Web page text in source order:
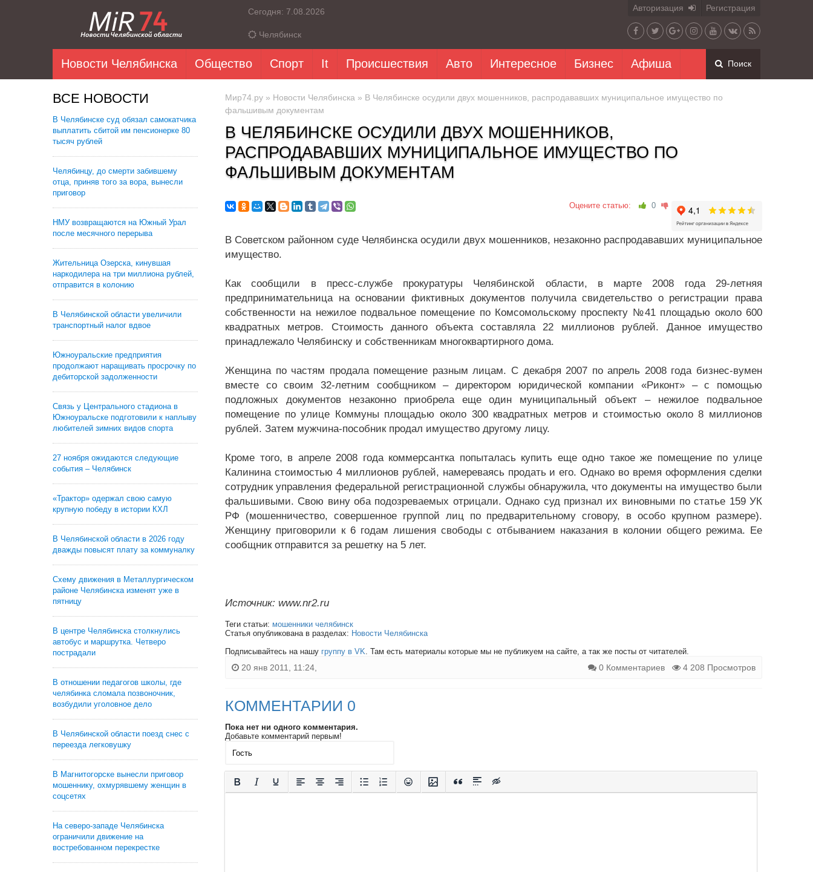
Сегодня: 7.08.2026
Челябинск
Авторизация Регистрация
Новости Челябинска Общество Спорт It Происшествия Авто Интересное Бизнес Афиша Поиск
ВСЕ НОВОСТИ
В Челябинске суд обязал самокатчика
выплатить сбитой им пенсионерке 80
тысяч рублей
Челябинцу, до смерти забившему
отца, приняв того за вора, вынесли
приговор
НМУ возвращаются на Южный Урал
после месячного перерыва
Жительница Озерска, кинувшая
наркодилера на три миллиона рублей,
отправится в колонию
В Челябинской области увеличили
транспортный налог вдвое
Южноуральские предприятия
продолжают наращивать просрочку по
дебиторской задолженности
Связь у Центрального стадиона в
Южноуральске подготовили к наплыву
любителей зимних видов спорта
27 ноября ожидаются следующие
события – Челябинск
«Трактор» одержал свою самую
крупную победу в истории КХЛ
В Челябинской области в 2026 году
дважды повысят плату за коммуналку
Схему движения в Металлургическом
районе Челябинска изменят уже в
пятницу
В центре Челябинска столкнулись
автобус и маршрутка. Четверо
пострадали
В отношении педагогов школы, где
челябинка сломала позвоночник,
возбудили уголовное дело
В Челябинской области поезд снес с
переезда легковушку
В Магнитогорске вынесли приговор
мошеннику, охмурявшему женщин в
соцсетях
На северо-западе Челябинска
ограничили движение на
востребованном перекрестке
Мир74.ру » Новости Челябинска » В Челябинске осудили двух мошенников, распродававших муниципальное имущество по
фальшивым документам
В ЧЕЛЯБИНСКЕ ОСУДИЛИ ДВУХ МОШЕННИКОВ,
РАСПРОДАВАВШИХ МУНИЦИПАЛЬНОЕ ИМУЩЕСТВО ПО
ФАЛЬШИВЫМ ДОКУМЕНТАМ
Оцените статью: 0
В Советском районном суде Челябинска осудили двух мошенников, незаконно распродававших муниципальное
имущество.
Как сообщили в пресс-службе прокуратуры Челябинской области, в марте 2008 года 29-летняя
предпринимательница на основании фиктивных документов получила свидетельство о регистрации права
собственности на нежилое подвальное помещение по Комсомольскому проспекту №41 площадью около 600
квадратных метров. Стоимость данного объекта составляла 22 миллионов рублей. Данное имущество
принадлежало Челябинску и собственникам многоквартирного дома.
Женщина по частям продала помещение разным лицам. С декабря 2007 по апрель 2008 года бизнес-вумен
вместе со своим 32-летним сообщником – директором юридической компании «Риконт» – с помощью
подложных документов незаконно приобрела еще один муниципальный объект – нежилое подвальное
помещение по улице Коммуны площадью около 300 квадратных метров и стоимостью около 8 миллионов
рублей. Затем мужчина-пособник продал имущество другому лицу.
Кроме того, в апреле 2008 года коммерсантка попыталась купить еще одно такое же помещение по улице
Калинина стоимостью 4 миллионов рублей, намереваясь продать и его. Однако во время оформления сделки
сотрудник управления федеральной регистрационной службы обнаружила, что документы на имущество были
фальшивыми. Свою вину оба подозреваемых отрицали. Однако суд признал их виновными по статье 159 УК
РФ (мошенничество, совершенное группой лиц по предварительному сговору, в особо крупном размере).
Женщину приговорили к 6 годам лишения свободы с отбыванием наказания в колонии общего режима. Ее
сообщник отправится за решетку на 5 лет.
Источник: www.nr2.ru
Теги статьи: мошенники челябинск
Статья опубликована в разделах: Новости Челябинска
Подписывайтесь на нашу группу в VK. Там есть материалы которые мы не публикуем на сайте, а так же посты от читателей.
20 янв 2011, 11:24, 0 Комментариев 4 208 Просмотров
КОММЕНТАРИИ 0
Пока нет ни одного комментария.
Добавьте комментарий первым!